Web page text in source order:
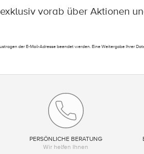
vorab über Aktionen
der E-Mail-Adresse beendet werden. Eine Weitergabe Ihrer
PERSÖNLICHE BERATUNG
Wir helfen Ihnen